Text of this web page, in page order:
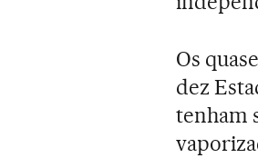
Os
dez
tenham